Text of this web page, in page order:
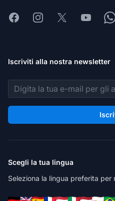
FacebookInstagram
X Youtube
Iscriviti alla nostra newsletter
Indirizzo email
Scegli la tua lingua
Seleziona la lingua preferita per